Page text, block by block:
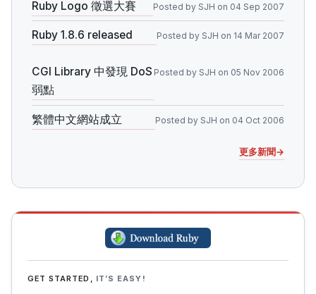
Ruby Logo 徵選大賽 Posted by SJH on 04 Sep 2007
Ruby 1.8.6 released Posted by SJH on 14 Mar 2007
CGI Library 中發現 DoS
弱點
Posted by SJH on 05 Nov 2006
繁體中文網站成立 Posted by SJH on 04 Oct 2006
更多新聞
GET STARTED, IT’S EASY!